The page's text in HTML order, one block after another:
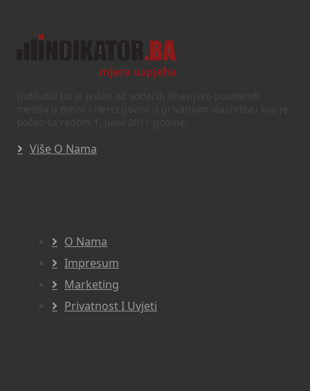
Više O Nama
O Nama
Impresum
Marketing
Privatnost I Uvjeti